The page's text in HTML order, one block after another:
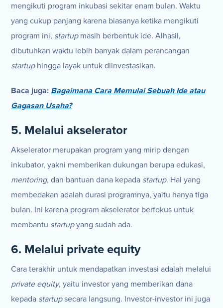
mengikuti program inkubasi sekitar enam bulan. Waktu
yang cukup panjang karena biasanya ketika mengikuti
program ini, startupmasih berbentuk ide. Alhasil,
dibutuhkan waktu lebih banyak dalam perancangan
startuphingga layak untuk diinvestasikan.
Baca juga: Bagaimana Cara Memulai Sebuah Ide atau
Gagasan Usaha?
5. Melalui akselerator
Akselerator merupakan program yang mirip dengan
inkubator, yakni memberikan dukungan berupa edukasi,
mentoring, dan bantuan dana kepada startup. Hal yang
membedakan adalah durasi programnya, yaitu hanya tiga
bulan. Ini karena program akselerator berfokus untuk
membantu startupyang sudah ada.
6. Melalui private equity
Cara terakhir untuk mendapatkan investasi adalah melalui
private equity, yaitu investor yang memberikan dana
kepada startupsecara langsung. Investor-investor ini juga